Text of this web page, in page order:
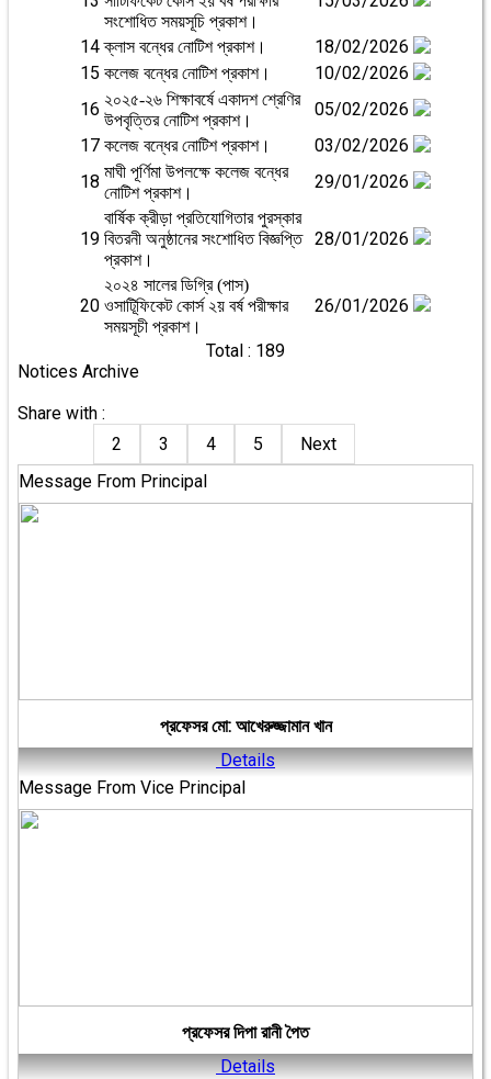
সংশোধিত সময়সূচি প্রকাশ।
14 ক্লাস বন্ধের নোটিশ প্রকাশ।
18/02/2026
15 কলেজ বন্ধের নোটিশ প্রকাশ।
10/02/2026
16 ২০২৫-২৬ শিক্ষাবর্ষে একাদশ শ্রেণির
উপবৃত্তির নোটিশ প্রকাশ।
05/02/2026
17 কলেজ বন্ধের নোটিশ প্রকাশ।
03/02/2026
18 মাঘী পূর্ণিমা উপলক্ষে কলেজ বন্ধের
নোটিশ প্রকাশ।
29/01/2026
19
বার্ষিক ক্রীড়া প্রতিযোগিতার পুরস্কার
বিতরনী অনুষ্ঠানের সংশোধিত বিজ্ঞপ্তি
প্রকাশ।
28/01/2026
20
২০২৪ সালের ডিগ্রি (পাস)
ওসাটিূফিকেট কোর্স ২য় বর্ষ পরীক্ষার
সময়সূচী প্রকাশ।
26/01/2026
Total : 189
Notices Archive
Share with :
2
3 4 5
Next
Message From Principal
প্রফেসর মো: আখেরুজ্জামান খান
Details
Message From Vice Principal
প্রফেসর দিপা রানী পৈত
Details